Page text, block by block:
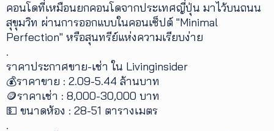
คอนโดที่เหมือนยกคอนโดจากประเทศญี่ปุ่น มาไว้บนถนน
สุขุมวิท ผ่านการออกแบบในคอนเซ็ปต์ "Minimal
Perfection" หรือสุนทรีย์แห่งความเรียบง่าย
.
ราคาประกาศขาย-เช่า ใน Livinginsider
💰ราคาขาย : 2.09-5.44 ล้านบาท
🪙ราคาเช่า : 8,000-30,000 บาท
💵 ขนาดห้อง : 28-51 ตารางเมตร
.